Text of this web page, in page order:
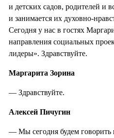
и детских садов, родителей и
и занимается их духовно-
Сегодня у нас в гостях
направления социальных
лидеры». Здравствуйте.
Маргарита Зорина
— Здравствуйте.
Алексей Пичугин
— Мы сегодня будем говорить